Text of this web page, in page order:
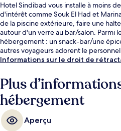
Hotel Sindibad vous installe à moins
d'intérêt comme Souk El Had et
de la piscine extérieure, faire une
autour d'un verre au bar/salon. Parmi
hébergement : un snack-bar/une
autres voyageurs adorent le
Informations sur le droit de
Plus
hébergement
Aperçu